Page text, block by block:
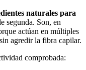
naturales para
segunda. Son, en
actúan en múltiples
agredir la fibra capilar.
comprobada: